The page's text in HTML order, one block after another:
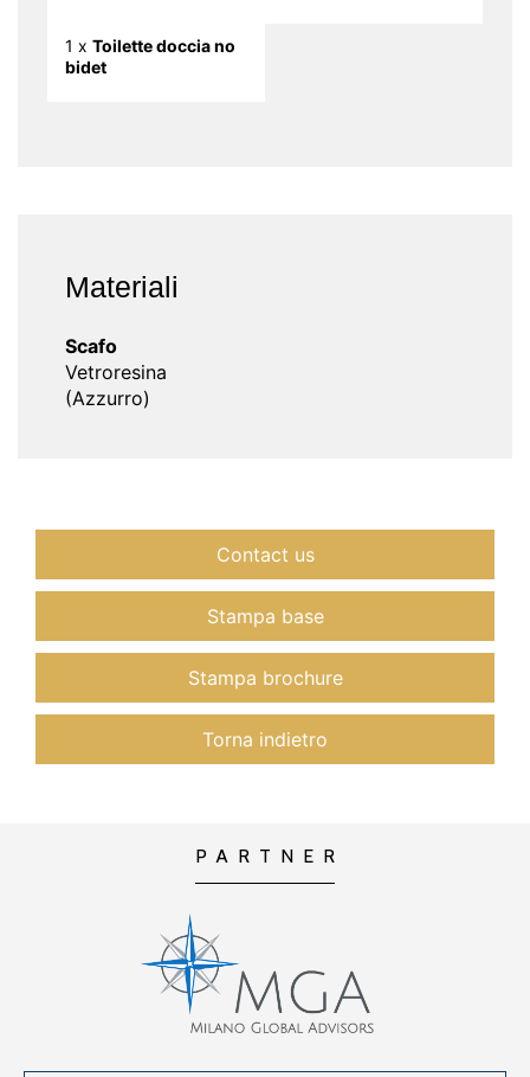
1 x Toilette doccia no
bidet
Materiali
Scafo
Vetroresina
(Azzurro)
Contact us
Stampa base
Stampa brochure
Torna indietro
PARTNER